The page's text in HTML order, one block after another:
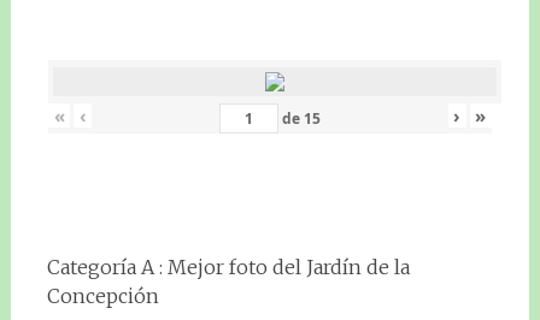
« ‹ de 15 › »
Categoría A : Mejor foto del Jardín de la
Concepción